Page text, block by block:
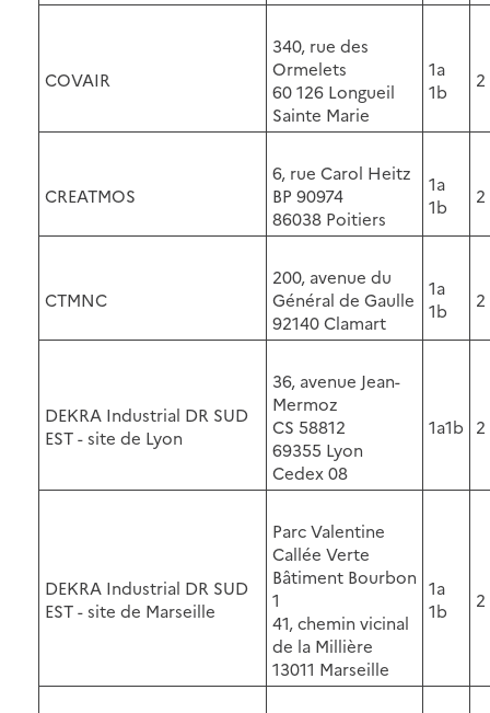
COVAIR
340, rue des
Ormelets
60 126 Longueil
Sainte Marie
1a
1b
2
CREATMOS
6, rue Carol Heitz
BP 90974
86038 Poitiers
1a
1b
2
CTMNC
200, avenue du
Général de Gaulle
92140 Clamart
1a
1b
2
DEKRA Industrial DR SUD
EST - site de Lyon
36, avenue Jean-
Mermoz
CS 58812
69355 Lyon
Cedex 08
1a1b 2
DEKRA Industrial DR SUD
EST - site de Marseille
Parc Valentine
Callée Verte
Bâtiment Bourbon
1
41, chemin vicinal
de la Millière
13011 Marseille
1a
1b
2